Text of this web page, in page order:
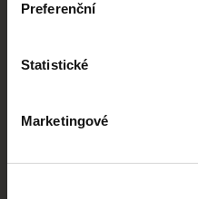
Preferenční
Statistické
Marketingové
CPH:DOX